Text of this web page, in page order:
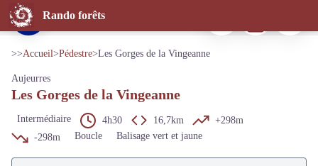
Rando forêts
Les Gorges de la Vingeanne
Gorges de la Vingeanne - © Laurie Gautier ; PNFor
Voir l'image en plein écran
>>Accueil>Pédestre>Les Gorges de la Vingeanne
Aujeurres
Les Gorges de la Vingeanne
Intermédiaire 4h30 16,7km
+298m
-298m
Boucle Balisage vert et jaune